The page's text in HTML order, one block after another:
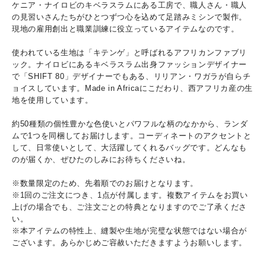
ケニア・ナイロビのキベラスラムにある工房で、職人さん・職人
の見習いさんたちがひとつずつ心を込めて足踏みミシンで製作。
現地の雇用創出と職業訓練に役立っているアイテムなのです。
使われている生地は「キテンゲ」と呼ばれるアフリカンファブリ
ック。ナイロビにあるキベラスラム出身ファッションデザイナー
で「SHIFT 80」デザイナーでもある、リリアン・ワガラが自らチ
ョイスしています。Made in Africaにこだわり、西アフリカ産の生
地を使用しています。
約50種類の個性豊かな色使いとパワフルな柄のなかから、ランダ
ムで1つを同梱してお届けします。コーディネートのアクセントと
して、日常使いとして、大活躍してくれるバッグです。どんなも
のが届くか、ぜひたのしみにお待ちくださいね。
※数量限定のため、先着順でのお届けとなります。
※1回のご注文につき、1点が付属します。複数アイテムをお買い
上げの場合でも、ご注文ごとの特典となりますのでご了承くださ
い。
※本アイテムの特性上、縫製や生地が完璧な状態ではない場合が
ございます。あらかじめご容赦いただきますようお願いします。